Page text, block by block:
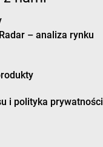
– analiza rynku
i polityka prywatności